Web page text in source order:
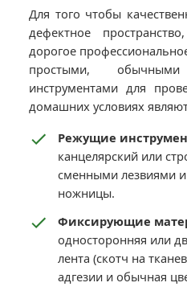
Для того чтобы
дефектное
дорогое
простыми,
инструментами для
домашних условиях
Режущие
канцелярский или
сменными лезвиями
ножницы.
Фиксирующие
односторонняя или
лента (скотч на
адгезии и обычная